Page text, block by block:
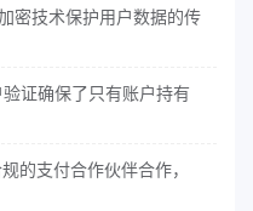
密技术保护用户数据的传
证确保了只有账户持有
的支付合作伙伴合作，